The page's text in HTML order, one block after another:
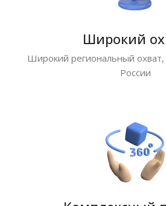
Широкий
Широкий региональный охват,
России